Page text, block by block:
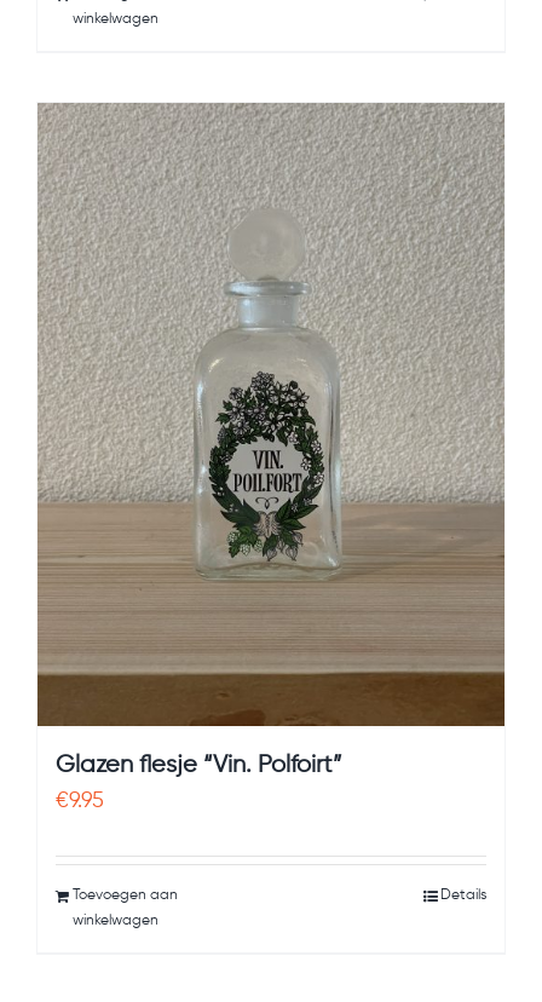
winkelwagen
Glazen flesje “Vin. Polfoirt”
€9.95
Toevoegen aan
winkelwagen
Details